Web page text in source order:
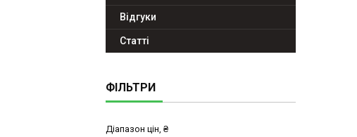
Відгуки
Статті
ФІЛЬТРИ
Діапазон цін, ₴